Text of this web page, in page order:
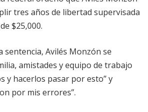
tres años de libertad supervisada
$25,000.
sentencia, Avilés Monzón se
amistades y equipo de trabajo
y hacerlos pasar por esto” y
por mis errores”.